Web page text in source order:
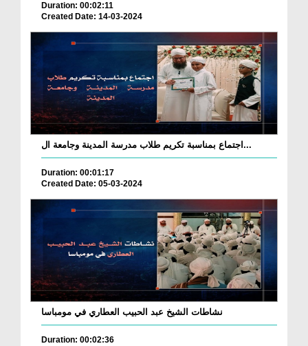
Duration: 00:02:11
Created Date: 14-03-2024
اجتماع بمناسبة تكريم طلاب مدرسة المدينة وجامعة ال...
Duration: 00:01:17
Created Date: 05-03-2024
نشاطات الشيخ عبد الحبيب العطاري في مومباسا
Duration: 00:02:36